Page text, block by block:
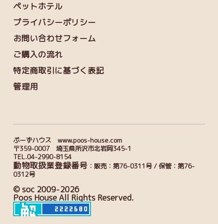
ペットホテル
プライバシーポリシー
お問い合わせフォーム
ご購入の流れ
特定商取引に基づく表記
管理用
ぷーずハウス www.poos-house.com
〒359-0007 埼玉県所沢市北岩岡345-1
TEL.04-2990-8154
動物取扱業登録番号：販売：第76-0311号 / 保管：第76-
0312号
© soc 2009-2026
Poos House All Rights Reserved.